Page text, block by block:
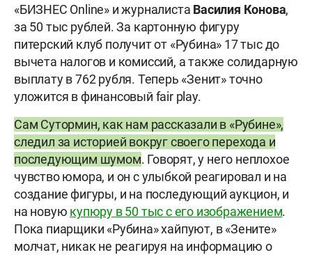
«БИЗНЕС Online» и журналиста Василия Конова,
за 50 тыс рублей. За картонную фигуру
питерский клуб получит от «Рубина» 17 тыс до
вычета налогов и комиссий, а также солидарную
выплату в 762 рубля. Теперь «Зенит» точно
уложится в финансовый fair play.
Сам Сутормин, как нам рассказали в «Рубине»,
следил за историей вокруг своего перехода и
последующим шумом. Говорят, у него неплохое
чувство юмора, и он с улыбкой реагировал и на
создание фигуры, и на последующий аукцион, и
на новую купюру в 50 тыс с его изображением.
Пока пиарщики «Рубина» хайпуют, в «Зените»
молчат, никак не реагируя на информацию о